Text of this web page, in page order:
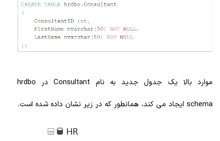
موارد بالا یک جدول جدید به نام Consultant در hrdbo
schema ایجاد می کند، همانطور که در زیر نشان داده شده است.